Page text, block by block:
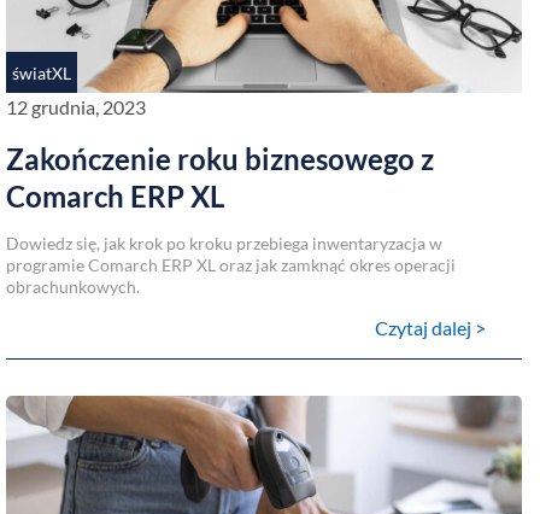
światXL
12 grudnia, 2023
Zakończenie roku biznesowego z
Comarch ERP XL
Dowiedz się, jak krok po kroku przebiega inwentaryzacja w
programie Comarch ERP XL oraz jak zamknąć okres operacji
obrachunkowych.
Czytaj dalej >